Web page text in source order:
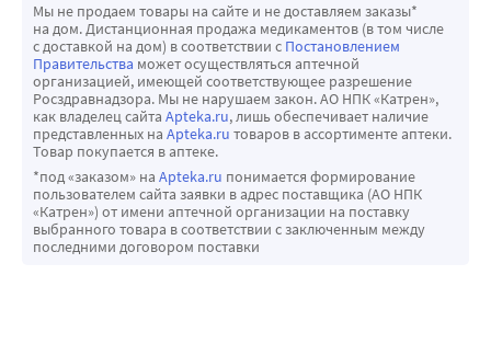
Мы не продаем товары на сайте и не доставляем заказы*
на дом. Дистанционная продажа медикаментов (в том числе
с доставкой на дом) в соответствии с Постановлением
Правительства может осуществляться аптечной
организацией, имеющей соответствующее разрешение
Росздравнадзора. Мы не нарушаем закон. АО НПК «Катрен»,
как владелец сайта Apteka.ru, лишь обеспечивает наличие
представленных на Apteka.ru товаров в ассортименте аптеки.
Товар покупается в аптеке.
*под «заказом» на Apteka.ru понимается формирование
пользователем сайта заявки в адрес поставщика (АО НПК
«Катрен») от имени аптечной организации на поставку
выбранного товара в соответствии с заключенным между
последними договором поставки